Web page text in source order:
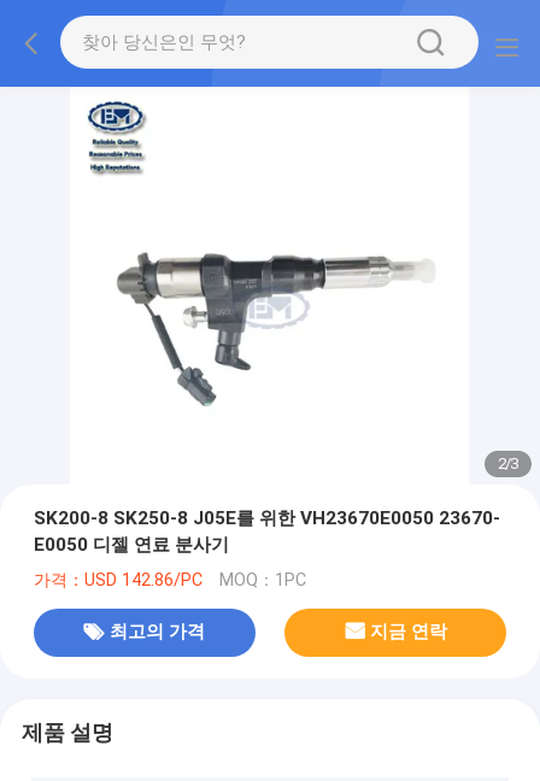
2/3
SK200-8 SK250-8 J05E를 위한 VH23670E0050 23670-
E0050 디젤 연료 분사기
가격：USD 142.86/PC MOQ：1PC
최고의 가격 지금 연락
제품 설명